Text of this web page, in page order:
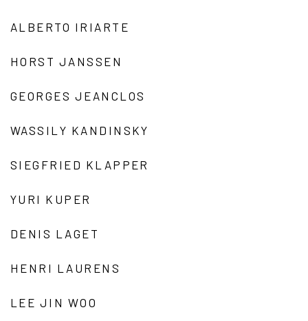
ALBERTO IRIARTE
HORST JANSSEN
GEORGES JEANCLOS
WASSILY KANDINSKY
SIEGFRIED KLAPPER
YURI KUPER
DENIS LAGET
HENRI LAURENS
LEE JIN WOO